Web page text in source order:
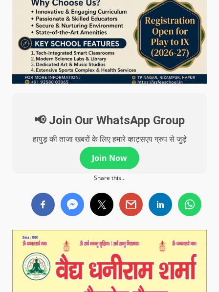
📢 Join Our WhatsApp Group
हापुड़ की ताजा खबरों के लिए हमारे व्हाट्सएप ग्रुप से जुड़े
Join Now
Share this...